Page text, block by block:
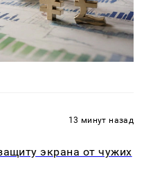
13 минут назад
экрана от чужих